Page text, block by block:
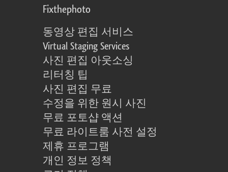
Fixthephoto
동영상 편집 서비스
Virtual Staging Services
사진 편집 아웃소싱
리터칭 팁
사진 편집 무료
수정을 위한 원시 사진
무료 포토샵 액션
무료 라이트룸 사전 설정
제휴 프로그램
개인 정보 정책